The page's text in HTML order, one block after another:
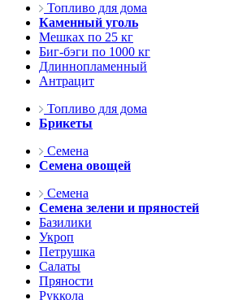
Топливо для дома
Каменный уголь
Мешках по 25 кг
Биг-бэги по 1000 кг
Длиннопламенный
Антрацит
Топливо для дома
Брикеты
Семена
Семена овощей
Семена
Семена зелени и пряностей
Базилики
Укроп
Петрушка
Салаты
Пряности
Руккола